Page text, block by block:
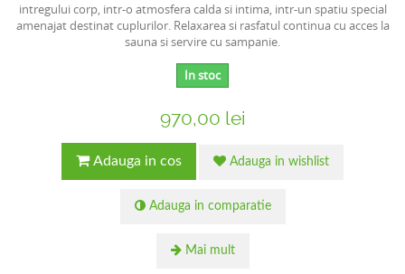
intregului corp, intr-o atmosfera calda si intima, intr-un spatiu special
amenajat destinat cuplurilor. Relaxarea si rasfatul continua cu acces la
sauna si servire cu sampanie.
In stoc
970,00 lei
Adauga in cos Adauga in wishlist
Adauga in comparatie
Mai mult